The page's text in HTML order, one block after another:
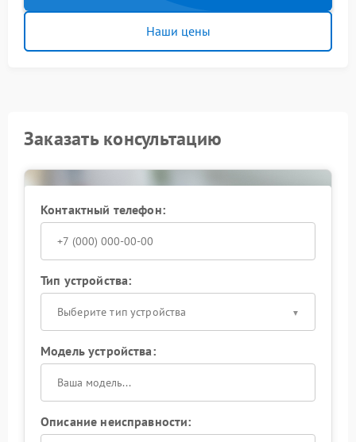
Наши цены
Заказать консультацию
Контактный телефон:
Тип устройства:
Выберите тип устройства
Модель устройства:
Описание неисправности: